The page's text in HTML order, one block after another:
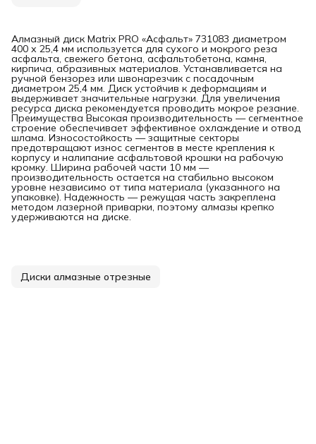
Алмазный диск Matrix PRO «Асфальт» 731083 диаметром
400 х 25,4 мм используется для сухого и мокрого реза
асфальта, свежего бетона, асфальтобетона, камня,
кирпича, абразивных материалов. Устанавливается на
ручной бензорез или швонарезчик с посадочным
диаметром 25,4 мм. Диск устойчив к деформациям и
выдерживает значительные нагрузки. Для увеличения
ресурса диска рекомендуется проводить мокрое резание.
Преимущества Высокая производительность — сегментное
строение обеспечивает эффективное охлаждение и отвод
шлама. Износостойкость — защитные секторы
предотвращают износ сегментов в месте крепления к
корпусу и налипание асфальтовой крошки на рабочую
кромку. Ширина рабочей части 10 мм —
производительность остается на стабильно высоком
уровне независимо от типа материала (указанного на
упаковке). Надежность — режущая часть закреплена
методом лазерной приварки, поэтому алмазы крепко
удерживаются на диске.
Диски алмазные отрезные